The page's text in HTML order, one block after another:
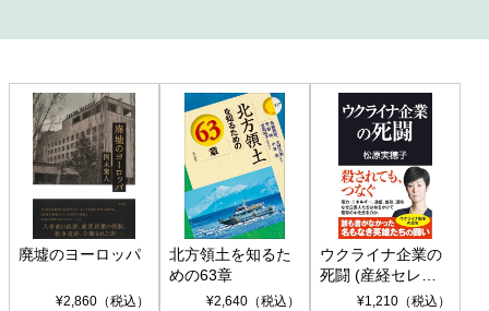
廃墟のヨーロッパ
¥2,860（税込）
北方領土を知るた
めの63章
¥2,640（税込）
ウクライナ企業の
死闘 (産経セレク
ト S 039)¥1,210（税込）